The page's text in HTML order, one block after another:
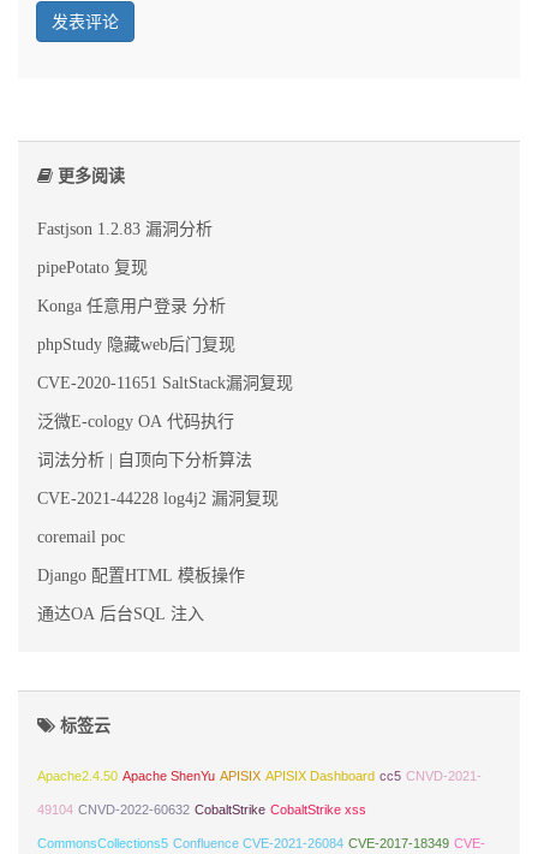
更多阅读
Fastjson 1.2.83 漏洞分析
pipePotato 复现
Konga 任意用户登录 分析
phpStudy 隐藏web后门复现
CVE-2020-11651 SaltStack漏洞复现
泛微E-cology OA 代码执行
词法分析 | 自顶向下分析算法
CVE-2021-44228 log4j2 漏洞复现
coremail poc
Django 配置HTML 模板操作
通达OA 后台SQL 注入
标签云
Apache2.4.50 Apache ShenYu APISIX APISIX Dashboard cc5 CNVD-2021-
49104 CNVD-2022-60632 CobaltStrike CobaltStrike xss
CommonsCollections5 Confluence CVE-2021-26084 CVE-2017-18349 CVE-